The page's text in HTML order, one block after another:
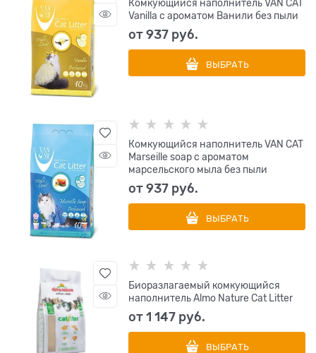
Комкующийся наполнитель VAN CAT
Vanilla с ароматом Ванили без пыли
от937 руб.
ВЫБРАТЬ
Комкующийся наполнитель VAN CAT
Marseille soap с ароматом
марсельского мыла без пыли
от937 руб.
ВЫБРАТЬ
Биоразлагаемый комкующийся
наполнитель Almo Nature Cat Litter
от1 147 руб.
ВЫБРАТЬ